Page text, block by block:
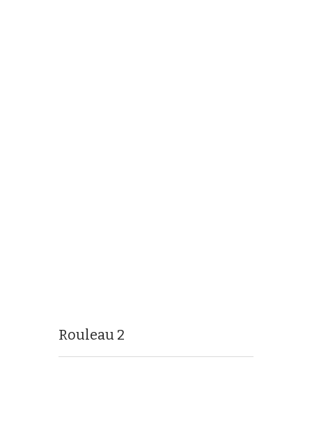
Rouleau 2